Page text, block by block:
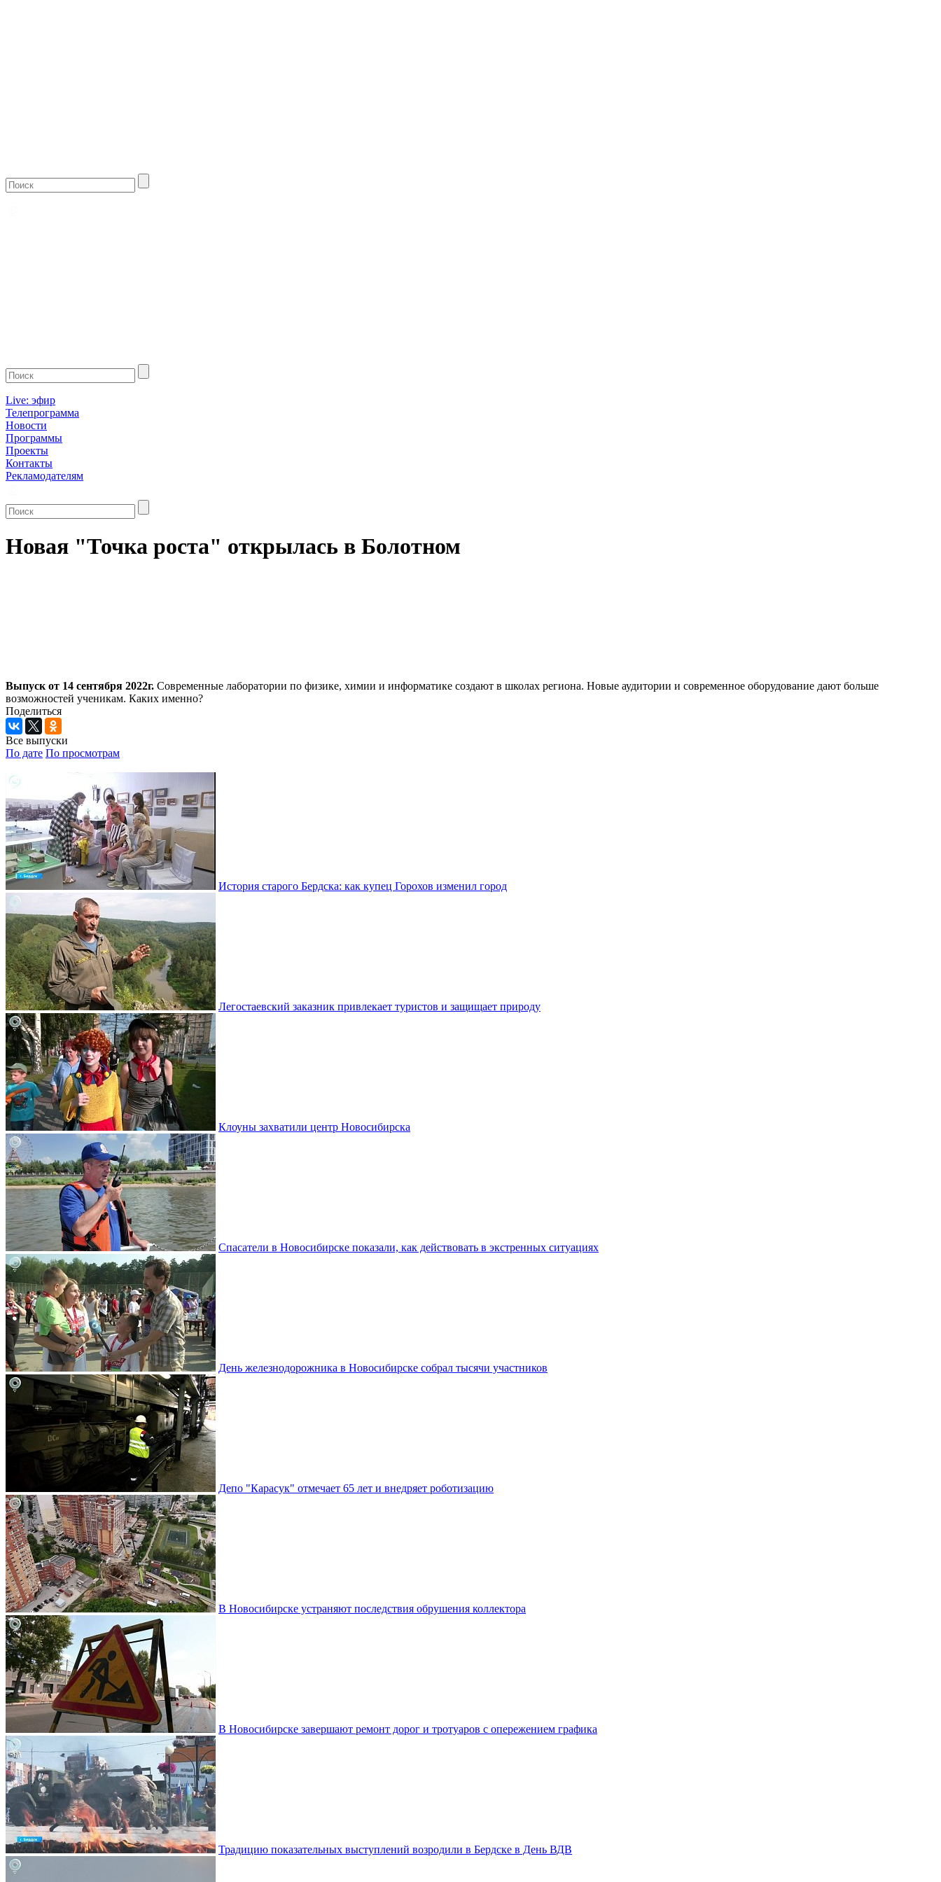
Live: эфир
Телепрограмма
Новости
Программы
Проекты
Контакты
Рекламодателям
Новая "Точка роста" открылась в Болотном
Выпуск от 14 сентября 2022г. Современные лаборатории по физике, химии и информатике создают в школах региона. Новые аудитории и современное оборудование дают больше
возможностей ученикам. Каких именно?
Поделиться
Все выпуски
По дате По просмотрам
История старого Бердска: как купец Горохов изменил город
Легостаевский заказник привлекает туристов и защищает природу
Клоуны захватили центр Новосибирска
Спасатели в Новосибирске показали, как действовать в экстренных ситуациях
День железнодорожника в Новосибирске собрал тысячи участников
Депо "Карасук" отмечает 65 лет и внедряет роботизацию
В Новосибирске устраняют последствия обрушения коллектора
В Новосибирске завершают ремонт дорог и тротуаров с опережением графика
Традицию показательных выступлений возродили в Бердске в День ВДВ